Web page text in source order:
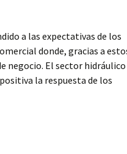
a las expectativas de los
donde, gracias a
negocio. El sector hidráulico
la respuesta de los